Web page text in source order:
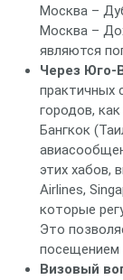
Москва –
Москва –
являются
Через Юго-
практичных
городов,
Бангкок
этих хабов,
Airlines,
которые
Это
посещением
Визовый